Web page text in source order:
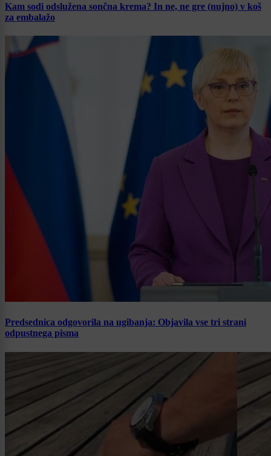
Kam sodi odslužena sončna krema? In ne, ne gre (nujno) v koš
za embalažo
Predsednica odgovorila na ugibanja: Objavila vse tri strani
odpustnega pisma